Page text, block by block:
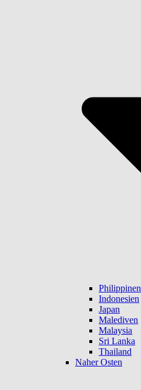
Philippinen
Indonesien
Japan
Malediven
Malaysia
Sri Lanka
Thailand
Naher Osten